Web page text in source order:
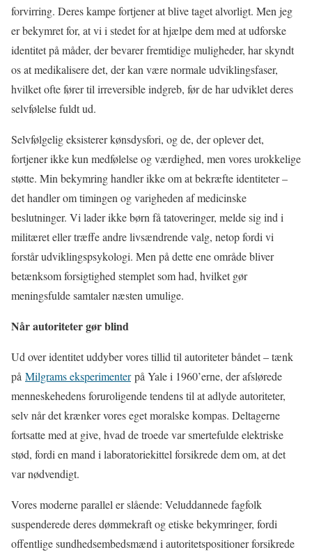
forvirring. Deres kampe fortjener at blive taget alvorligt. Men jeg
er bekymret for, at vi i stedet for at hjælpe dem med at udforske
identitet på måder, der bevarer fremtidige muligheder, har skyndt
os at medikalisere det, der kan være normale udviklingsfaser,
hvilket ofte fører til irreversible indgreb, før de har udviklet deres
selvfølelse fuldt ud.
Selvfølgelig eksisterer kønsdysfori, og de, der oplever det,
fortjener ikke kun medfølelse og værdighed, men vores urokkelige
støtte. Min bekymring handler ikke om at bekræfte identiteter –
det handler om timingen og varigheden af medicinske
beslutninger. Vi lader ikke børn få tatoveringer, melde sig ind i
militæret eller træffe andre livsændrende valg, netop fordi vi
forstår udviklingspsykologi. Men på dette ene område bliver
betænksom forsigtighed stemplet som had, hvilket gør
meningsfulde samtaler næsten umulige.
Når autoriteter gør blind
Ud over identitet uddyber vores tillid til autoriteter båndet – tænk
på Milgrams eksperimenterpå Yale i 1960’erne, der afslørede
menneskehedens foruroligende tendens til at adlyde autoriteter,
selv når det krænker vores eget moralske kompas. Deltagerne
fortsatte med at give, hvad de troede var smertefulde elektriske
stød, fordi en mand i laboratoriekittel forsikrede dem om, at det
var nødvendigt.
Vores moderne parallel er slående: Veluddannede fagfolk
suspenderede deres dømmekraft og etiske bekymringer, fordi
offentlige sundhedsembedsmænd i autoritetspositioner forsikrede